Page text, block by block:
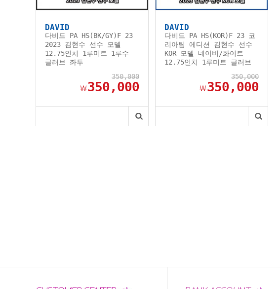
DAVID
다비드 PA HS(BK/GY)F 23
2023 김현수 선수 모델
12.75인치 1루미트 1루수
글러브 좌투
350,000
￦350,000
DAVID
다비드 PA HS(KOR)F 23 코
리아팀 에디션 김현수 선수
KOR 모델 네이비/화이트
12.75인치 1루미트 글러브
350,000
￦350,000